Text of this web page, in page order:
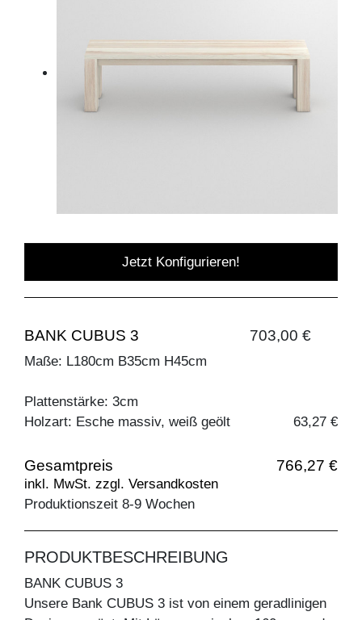
Jetzt Konfigurieren!
BANK CUBUS 3 703,00 €
Maße: L180cm B35cm H45cm
Plattenstärke: 3cm
Holzart: Esche massiv, weiß geölt
63,27 €
Gesamtpreis 766,27 €
inkl. MwSt. zzgl. Versandkosten
Produktionszeit 8-9 Wochen
PRODUKTBESCHREIBUNG
BANK CUBUS 3
Unsere Bank CUBUS 3 ist von einem geradlinigen